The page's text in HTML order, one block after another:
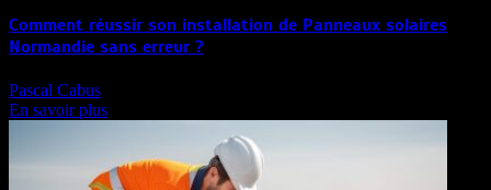
Comment réussir son installation de Panneaux solaires
Normandie sans erreur ?
Pascal Cabus
En savoir plus